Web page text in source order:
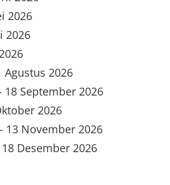
2026
2026
Agustus 2026
18 September 2026
2026
13 November 2026
Desember 2026